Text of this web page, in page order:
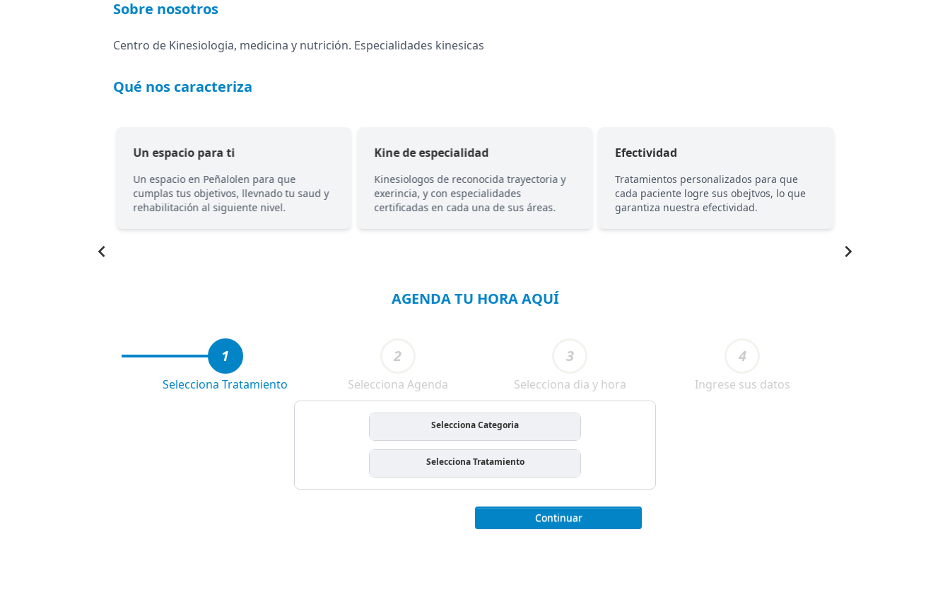
Sobre nosotros
Centro de Kinesiologia, medicina y nutrición. Especialidades kinesicas
Qué nos caracteriza
Un espacio para ti
Un espacio en Peñalolen para que
cumplas tus objetivos, llevnado tu saud y
rehabilitación al siguiente nivel.
Kine de especialidad
Kinesiologos de reconocida trayectoria y
exerincia, y con especialidades
certificadas en cada una de sus áreas.
Efectividad
Tratamientos personalizados para que
cada paciente logre sus obejtvos, lo que
garantiza nuestra efectividad.
AGENDA TU HORA AQUÍ
1
Selecciona Tratamiento
2
Selecciona Agenda
3
Selecciona dia y hora
4
Ingrese sus datos
Selecciona Categoria
Selecciona Tratamiento
Continuar